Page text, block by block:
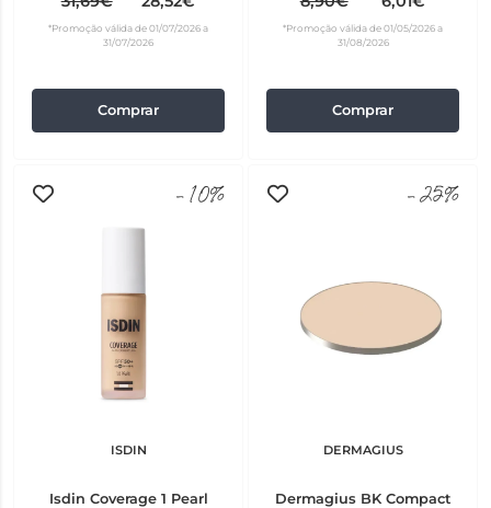
*Promoção válida de 01/07/2026 a
31/07/2026
Comprar
*Promoção válida de 01/05/2026 a
31/08/2026
Comprar
-10%
ISDIN
Isdin Coverage 1 Pearl
-25%
DERMAGIUS
Dermagius BK Compact